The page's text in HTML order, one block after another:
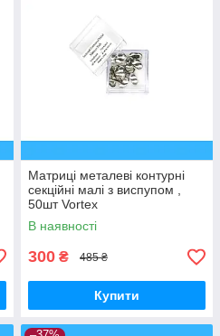
Матриці металеві контурні
секційні малі з виспупом ,
50шт Vortex
В наявності
300 ₴ 485 ₴
Купити